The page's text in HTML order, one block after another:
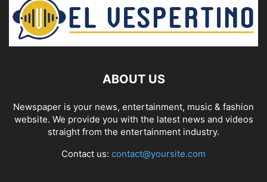
ABOUT US
Newspaper is your news, entertainment, music & fashion
website. We provide you with the latest news and videos
straight from the entertainment industry.
Contact us: contact@yoursite.com